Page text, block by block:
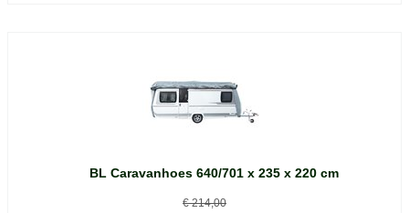
BL Caravanhoes 640/701 x 235 x 220 cm
€214,00